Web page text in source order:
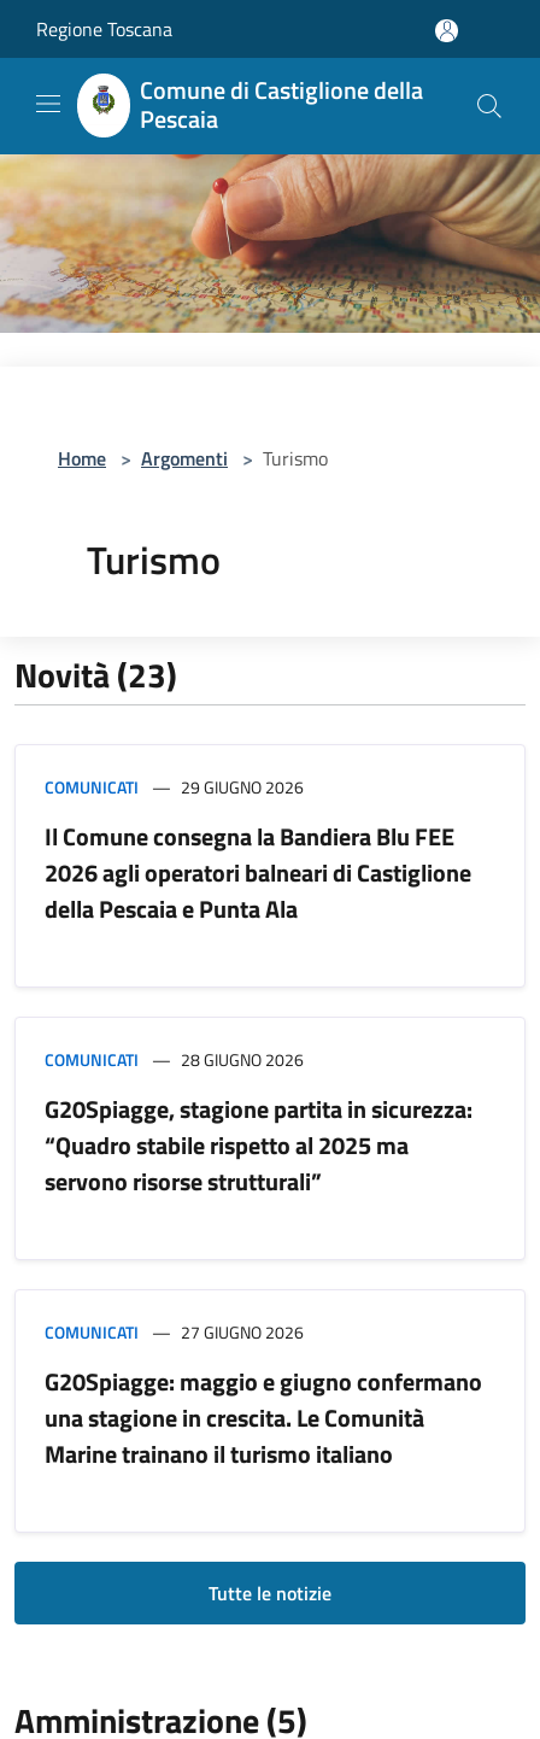
Regione Toscana
Comune di Castiglione della
Pescaia
Home > Argomenti > Turismo
Turismo
Novità (23)
COMUNICATI 29 GIUGNO 2026
Il Comune consegna la Bandiera Blu FEE
2026 agli operatori balneari di Castiglione
della Pescaia e Punta Ala
COMUNICATI 28 GIUGNO 2026
G20Spiagge, stagione partita in sicurezza:
“Quadro stabile rispetto al 2025 ma
servono risorse strutturali”
COMUNICATI 27 GIUGNO 2026
G20Spiagge: maggio e giugno confermano
una stagione in crescita. Le Comunità
Marine trainano il turismo italiano
Tutte le notizie
Amministrazione (5)